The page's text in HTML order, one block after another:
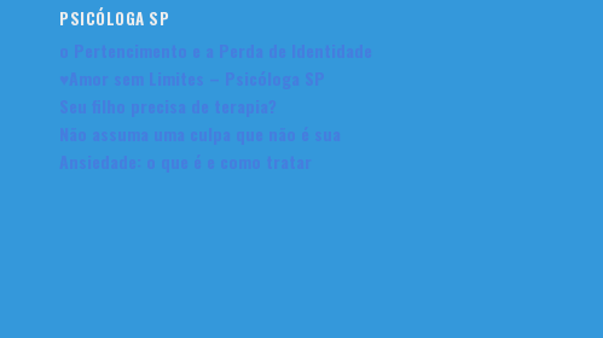
PSICÓLOGA SP
o Pertencimento e a Perda de Identidade
♥Amor sem Limites – Psicóloga SP
Seu filho precisa de terapia?
Não assuma uma culpa que não é sua
Ansiedade: o que é e como tratar